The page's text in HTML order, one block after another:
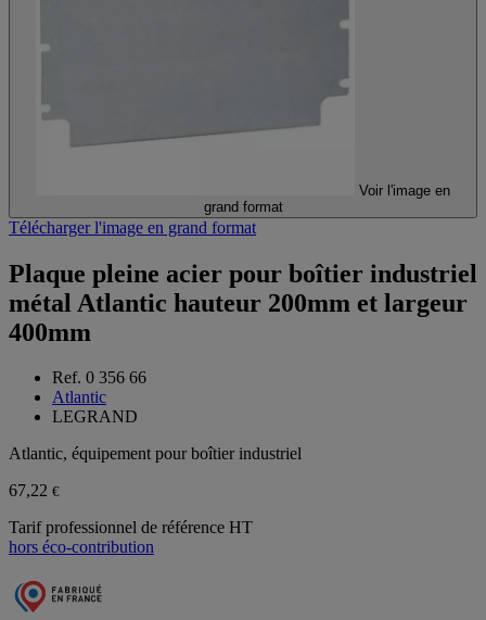
Voir l'image en
grand format
Télécharger l'image en grand format
Plaque pleine acier pour boîtier industriel
métal Atlantic hauteur 200mm et largeur
400mm
Ref. 0 356 66
Atlantic
LEGRAND
Atlantic, équipement pour boîtier industriel
67,22 €
Tarif professionnel de référence HT
hors éco-contribution